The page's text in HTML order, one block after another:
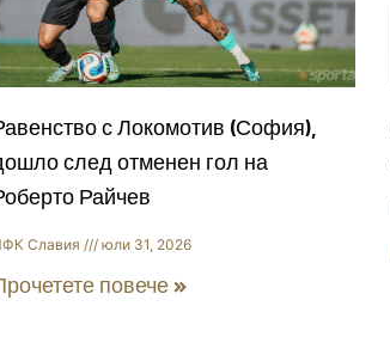
с Локомотив (София),
след отменен гол на
Райчев
Славия юли 31, 2026
повече »